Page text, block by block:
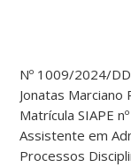
Nº 1009/2024/
Jonatas Marciano
Matrícula SIAPE
Assistente em
Processos